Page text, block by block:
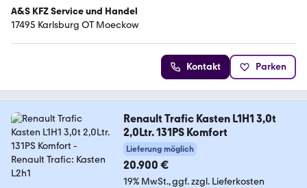
A&S KFZ Service und Handel
17495 Karlsburg OT Moeckow
Kontakt Parken
Renault Trafic Kasten L1H1 3,0t
2,0Ltr. 131PS Komfort
Lieferung möglich
20.900 €
19% MwSt. ggf. zzgl. Lieferkosten